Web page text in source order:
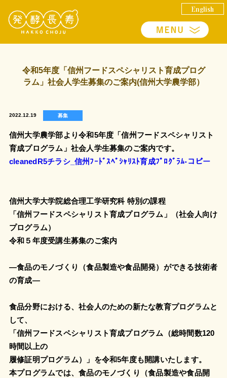
English
令和5年度「信州フードスペシャリスト育成プログ
ラム」社会人学生募集のご案内(信州大学農学部）
2022.12.19 募集
信州大学農学部より令和5年度「信州フードスペシャリスト
育成プログラム」社会人学生募集のご案内です。
cleanedR5チラシ_信州ﾌｰﾄﾞｽﾍﾟｼｬﾘｽﾄ育成ﾌﾟﾛｸﾞﾗﾑ-コピー
信州大学大学院総合理工学研究科 特別の課程
「信州フードスペシャリスト育成プログラム」（社会人向け
プログラム）
令和５年度受講生募集のご案内
―食品のモノづくり（食品製造や食品開発）ができる技術者
の育成―
食品分野における、社会人のための新たな教育プログラムと
して、
「信州フードスペシャリスト育成プログラム（総時間数120
時間以上の
履修証明プログラム）」を令和5年度も開講いたします。
本プログラムでは、食品のモノづくり（食品製造や食品開